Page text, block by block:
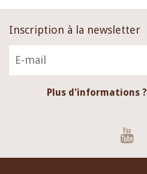
Inscription à la newsletter
Plus d'informations ?